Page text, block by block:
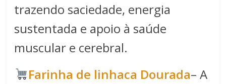
trazendo saciedade, energia
sustentada e apoio à saúde
muscular e cerebral.
Farinha de linhaca Dourada– A